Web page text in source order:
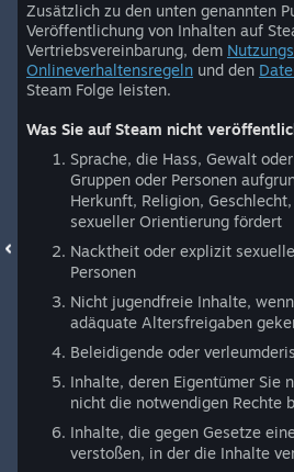
Zusätzlich zu den unten genannten
Veröffentlichung von Inhalten auf
Vertriebsvereinbarung, dem
Onlineverhaltensregeln und den
Steam Folge leisten.
Was Sie auf Steam nicht
Sprache, die Hass, Gewalt
Gruppen oder Personen
Herkunft, Religion,
sexueller Orientierung fördert
Nacktheit oder explizit
Personen
Nicht jugendfreie Inhalte,
adäquate Altersfreigaben
Beleidigende oder
Inhalte, deren Eigentümer Sie
nicht die notwendigen Rechte
Inhalte, die gegen Gesetze
verstoßen, in der die Inhalte